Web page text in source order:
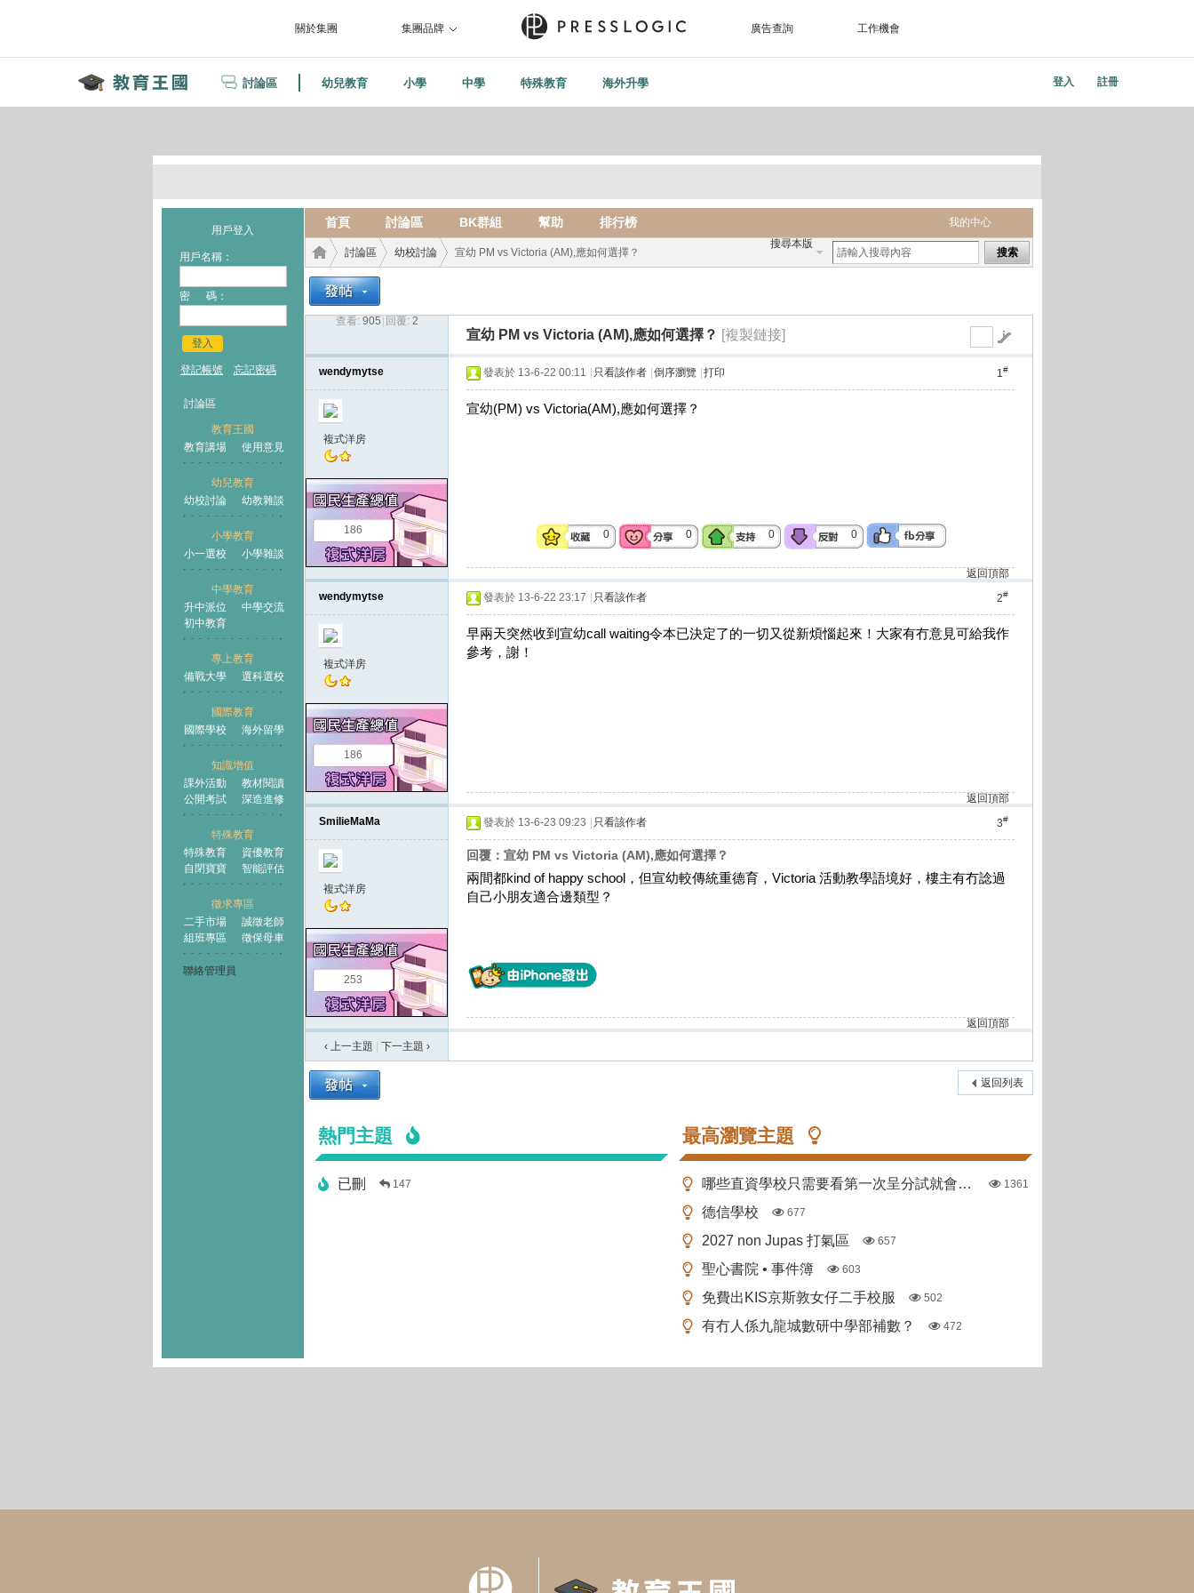
關於集團 集團品牌 廣告查詢 工作機會
討論區 幼兒教育 小學 中學 特殊教育 海外升學 登入 註冊
用戶登入
用戶名稱：
密 碼：
登入
登記帳號 忘記密碼
討論區
教育王國
教育講場
使用意見
幼兒教育
幼校討論
幼教雜談
小學教育
小一選校
小學雜談
中學教育
升中派位
中學交流
初中教育
專上教育
備戰大學
選科選校
國際教育
國際學校
海外留學
知識增值
課外活動
教材閱讀
公開考試
深造進修
特殊教育
特殊教育
資優教育
自閉寶寶
智能評估
徵求專區
二手市場
誠徵老師
組班專區
徵保母車
聯絡管理員
我的中心
首頁 討論區 BK群組 幫助 排行榜
搜尋本版
搜索
王國
討論區
›
幼校討論 宣幼 PM vs Victoria (AM),應如何選擇？
查看: 905 回覆: 2
宣幼 PM vs Victoria (AM),應如何選擇？ [複製鏈接]
wendymytse
複式洋房
186
1#
發表於 13-6-22 00:11 只看該作者 倒序瀏覽 打印
宣幼(PM) vs Victoria(AM),應如何選擇？
0 0 0 0
返回頂部
wendymytse
複式洋房
186
2#
發表於 13-6-22 23:17 只看該作者
早兩天突然收到宣幼call waiting令本已決定了的一切又從新煩惱起來！大家有冇意見可給我作
參考，謝！
返回頂部
SmilieMaMa
複式洋房
253
3#
發表於 13-6-23 09:23 只看該作者
回覆：宣幼 PM vs Victoria (AM),應如何選擇？
兩間都kind of happy school，但宣幼較傳統重德育，Victoria 活動教學語境好，樓主有冇諗過
自己小朋友適合邊類型？
返回頂部
‹ 上一主題
下一主題 ›
返回列表
熱門主題
已刪 147
最高瀏覽主題
哪些直資學校只需要看第一次呈分試就會出offer 1361
德信學校 677
2027 non Jupas 打氣區 657
聖心書院 • 事件簿 603
免費出KIS京斯敦女仔二手校服 502
有冇人係九龍城數研中學部補數？ 472